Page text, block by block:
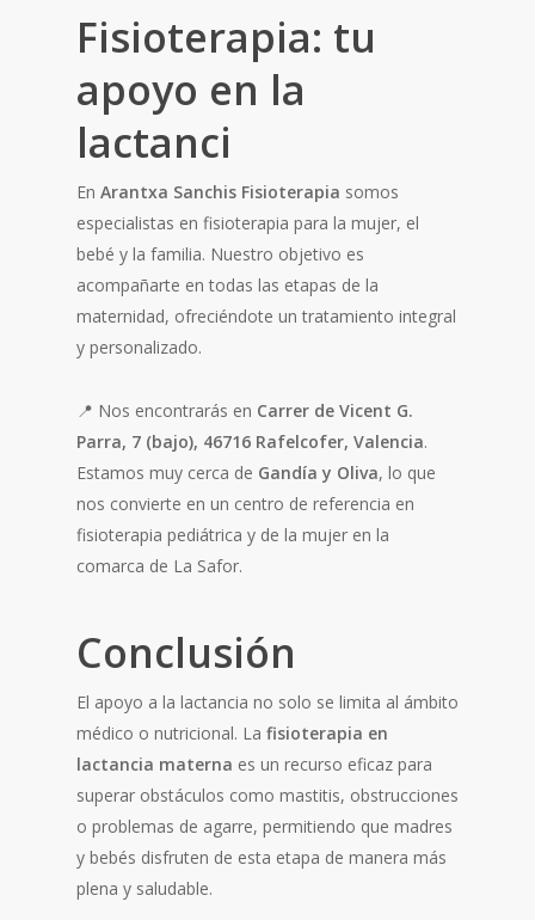
Fisioterapia: tu
apoyo en la
lactanci
En Arantxa Sanchis Fisioterapia somos
especialistas en fisioterapia para la mujer, el
bebé y la familia. Nuestro objetivo es
acompañarte en todas las etapas de la
maternidad, ofreciéndote un tratamiento integral
y personalizado.
📍 Nos encontrarás en Carrer de Vicent G.
Parra, 7 (bajo), 46716 Rafelcofer, Valencia.
Estamos muy cerca de Gandía y Oliva, lo que
nos convierte en un centro de referencia en
fisioterapia pediátrica y de la mujer en la
comarca de La Safor.
Conclusión
El apoyo a la lactancia no solo se limita al ámbito
médico o nutricional. La fisioterapia en
lactancia materna es un recurso eficaz para
superar obstáculos como mastitis, obstrucciones
o problemas de agarre, permitiendo que madres
y bebés disfruten de esta etapa de manera más
plena y saludable.